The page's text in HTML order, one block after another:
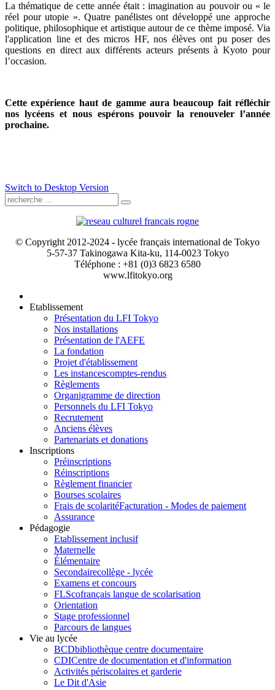
La thématique de cette année était : imagination au pouvoir ou « le
réel pour utopie ». Quatre panélistes ont développé une approche
politique, philosophique et artistique autour de ce thème imposé. Via
l'application line et des micros HF, nos élèves ont pu poser des
questions en direct aux différents acteurs présents à Kyoto pour
l’occasion.
Cette expérience haut de gamme aura beaucoup fait réfléchir
nos lycéens et nous espérons pouvoir la renouveler l’année
prochaine.
Switch to Desktop Version
© Copyright 2012-2024 - lycée français international de Tokyo
5-57-37 Takinogawa Kita-ku, 114-0023 Tokyo
Téléphone : +81 (0)3 6823 6580
www.lfitokyo.org
Etablissement
Présentation du LFI Tokyo
Nos installations
Présentation de l'AEFE
La fondation
Projet d'établissement
Les instancescomptes-rendus
Règlements
Organigramme de direction
Personnels du LFI Tokyo
Recrutement
Anciens élèves
Partenariats et donations
Inscriptions
Préinscriptions
Réinscriptions
Règlement financier
Bourses scolaires
Frais de scolaritéFacturation - Modes de paiement
Assurance
Pédagogie
Etablissement inclusif
Maternelle
Élémentaire
Secondairecollège - lycée
Examens et concours
FLScofrançais langue de scolarisation
Orientation
Stage professionnel
Parcours de langues
Vie au lycée
BCDbibliothèque centre documentaire
CDICentre de documentation et d'information
Activités périscolaires et garderie
Le Dit d'Asie